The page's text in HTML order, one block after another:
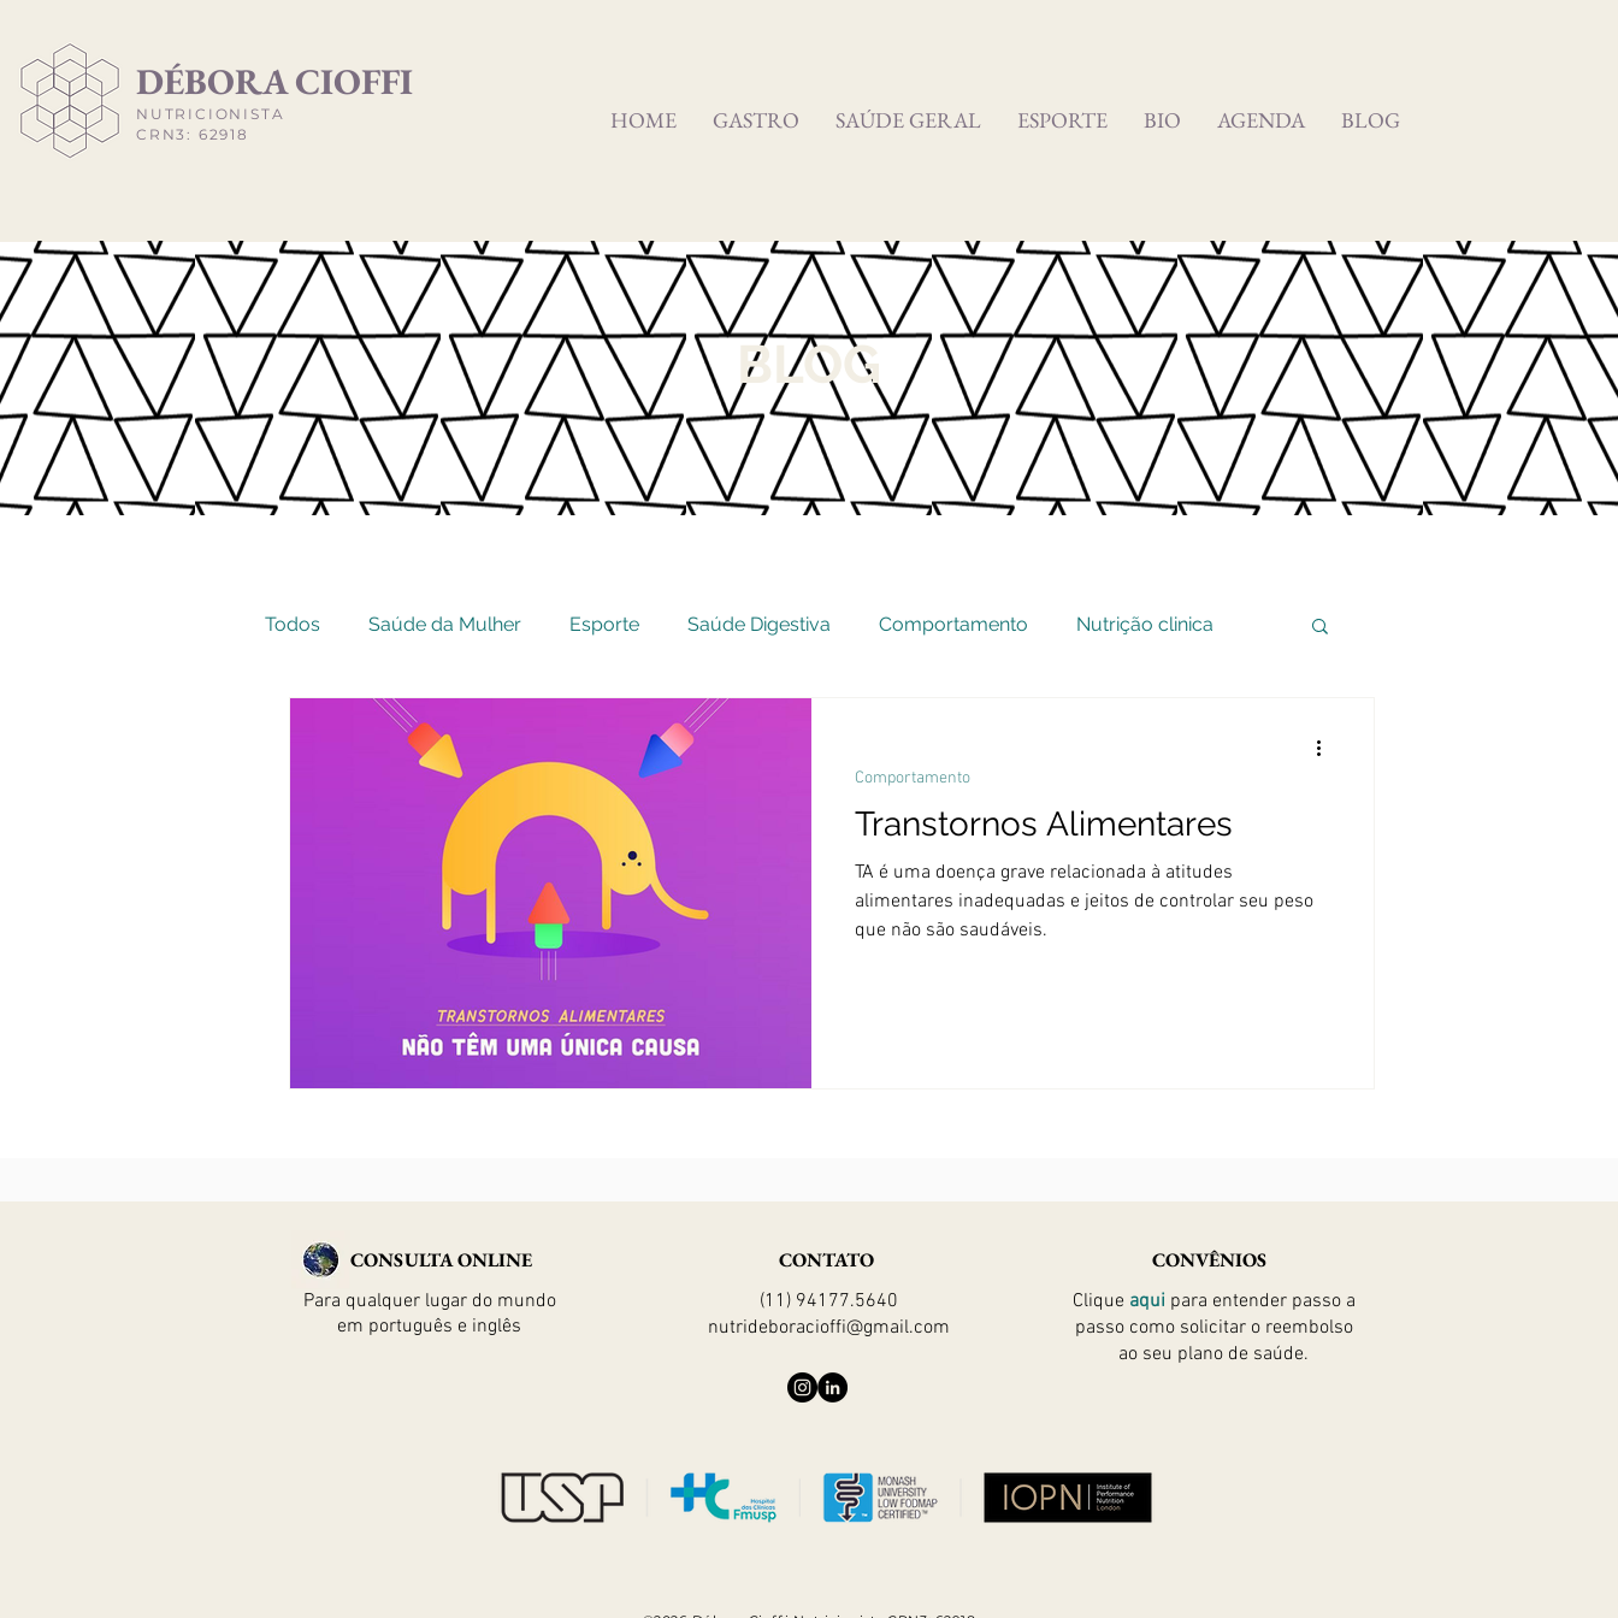
​DÉBORA CIOFFI
NUTRICIONISTA
CRN3: 62918
HOME GASTRO SAÚDE GERAL ESPORTE BIO AGENDA BLOG
BLOG
Todos Saúde da Mulher Esporte Saúde Digestiva Comportamento Nutrição clinica
Transtornos Alimentares
TA é uma doença grave relacionada à atitudes
alimentares inadequadas e jeitos de controlar seu peso
que não são saudáveis.
Comportamento
CONSULTA ONLINE
Para qualquer lugar do mundo
em português e inglês
CONTATO
(11) 94177.5640
nutrideboracioffi@gmail.com
CONVÊNIOS
Clique aqui para entender passo a
passo como solicitar o reembolso
ao seu plano de saúde.